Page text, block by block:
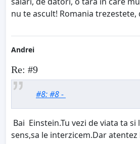
nu te ascult! Romania
Andrei
Re: #9
#8: #8 -
Bai Einstein.Tu vezi de viata ta
sens,sa le interzicem.Dar